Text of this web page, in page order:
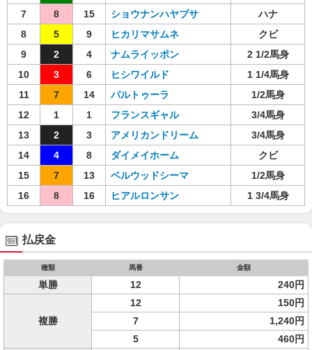
7
8 15 ショウナンハヤブサ
ハナ
8
5 9 ヒカリマサムネ
クビ
9
2 4 ナムライッポン
2 1/2馬身
10
3 6 ヒシワイルド
1 1/4馬身
11
7 14 パルトゥーラ
1/2馬身
12
1 1 フランスギャル
3/4馬身
13
2 3 アメリカンドリーム
3/4馬身
14
4 8 ダイメイホーム
クビ
15
7 13 ベルウッドシーマ
1/2馬身
16
8 16 ヒアルロンサン 1 3/4馬身
払戻金
種類 馬番 金額
単勝 12 240円
複勝
12
150円
7
1,240円
5
460円